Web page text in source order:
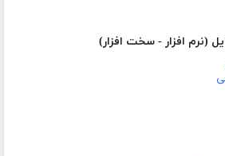
(نرم افزار - سخت افزار)